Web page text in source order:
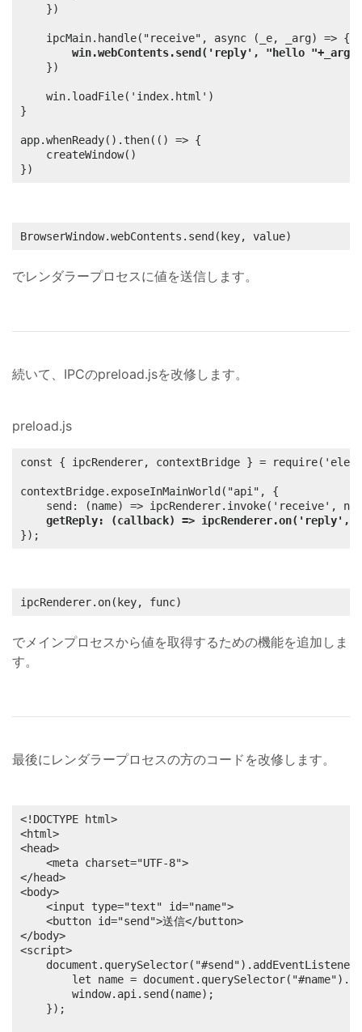
win.webContents.send('reply', "hello "+_arg)
}
app.whenReady().then(() => {
})
BrowserWindow.webContents.send(key, value)
でレンダラープロセスに値を送信します。
続いて、IPCのpreload.jsを改修します。
preload.js
const { ipcRenderer, contextBridge } =
contextBridge.exposeInMainWorld("api", {
getReply: (callback) => ipcRenderer.on('reply',
});
ipcRenderer.on(key, func)
でメインプロセスから値を取得するための機能を追加しま
す。
最後にレンダラープロセスの方のコードを改修します。
<!DOCTYPE html>
<html>
<head>
</head>
<body>
</body>
<script>